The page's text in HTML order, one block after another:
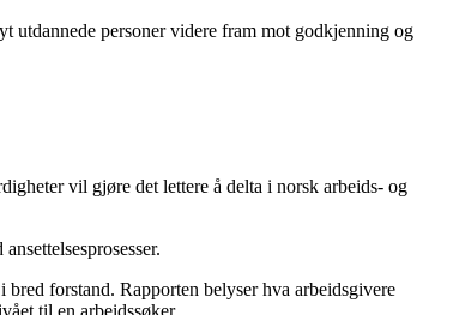
utdannede personer videre fram mot godkjenning og
vil gjøre det lettere å delta i norsk arbeids- og
forstand. Rapporten belyser hva arbeidsgivere
til en arbeidssøker.